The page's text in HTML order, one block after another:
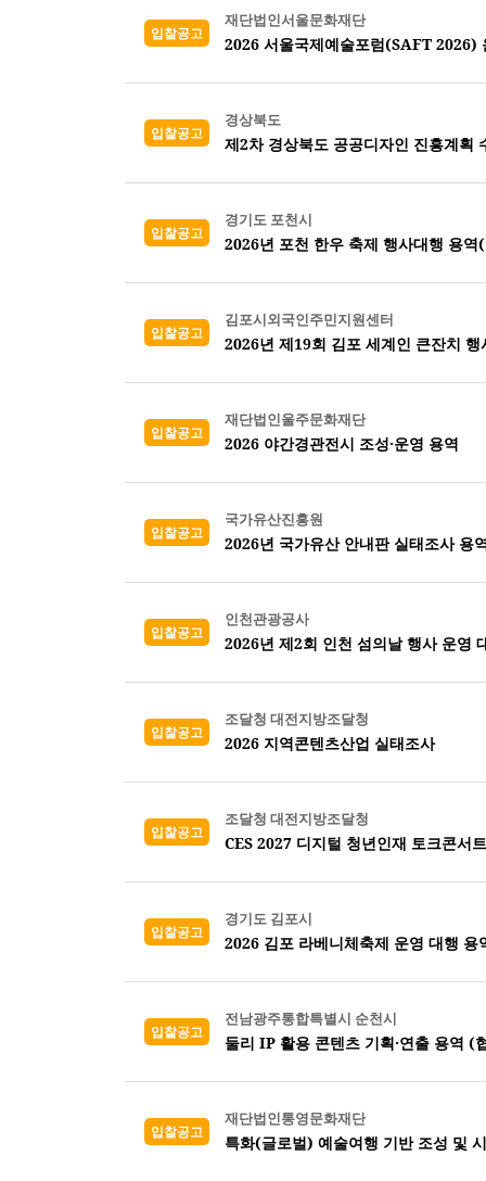
입찰공고
재단법인서울문화재단
2026 서울국제예술포럼(SAFT 2026)
입찰공고
경상북도
제2차 경상북도 공공디자인 진흥계획
입찰공고
경기도 포천시
2026년 포천 한우 축제 행사대행 용역
입찰공고
김포시외국인주민지원센터
2026년 제19회 김포 세계인 큰잔치 행
입찰공고
재단법인울주문화재단
2026 야간경관전시 조성·운영 용역
입찰공고
국가유산진흥원
2026년 국가유산 안내판 실태조사 용
입찰공고
인천관광공사
2026년 제2회 인천 섬의날 행사 운영
입찰공고
조달청 대전지방조달청
2026 지역콘텐츠산업 실태조사
입찰공고
조달청 대전지방조달청
CES 2027 디지털 청년인재 토크콘서
입찰공고
경기도 김포시
2026 김포 라베니체축제 운영 대행 용
입찰공고
전남광주통합특별시 순천시
둘리 IP 활용 콘텐츠 기획·연출 용역 (
입찰공고
재단법인통영문화재단
특화(글로벌) 예술여행 기반 조성 및